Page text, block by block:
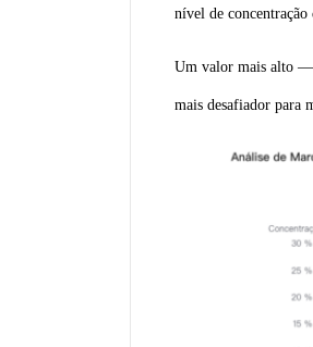
nível de
Um valor mais alto —
mais desafiador para